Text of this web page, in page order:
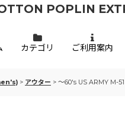
POPLIN
カテゴリ ご利用案内
> アウター > 〜60's US ARMY M-